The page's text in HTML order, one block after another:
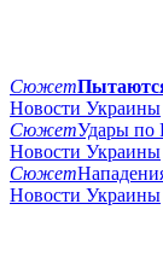
Сюжет
Новости Украины
СюжетУдары по
Новости Украины
Сюжет
Новости Украины